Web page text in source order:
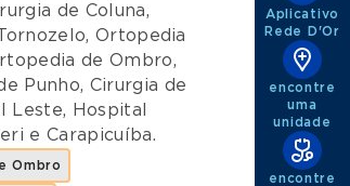
de Coluna,
, Ortopedia
de Ombro,
Punho, Cirurgia de
Leste,
Hospital
eCarapicuíba.
Ombro
Aplicativo
Rede D'Or
encontre
uma
unidade
encontre